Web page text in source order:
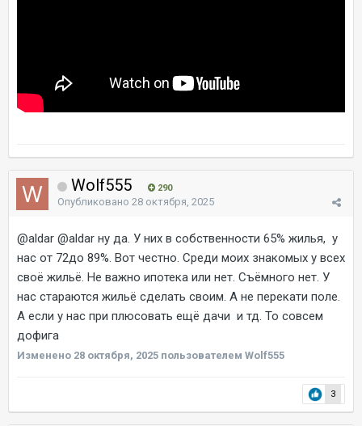
Wolf555 290
Опубликовано 28 октября, 2025
@aldar @aldar ну да. У них в собственности 65% жилья, у
нас от 72до 89%. Вот честно. Среди моих знакомых у всех
своё жильё. Не важно ипотека или нет. Съёмного нет. У
нас стараются жильё сделать своим. А не перекати поле.
А если у нас при плюсовать ещё дачи и тд. То совсем
дофига
Изменено 28 октября, 2025 пользователем Wolf555
3